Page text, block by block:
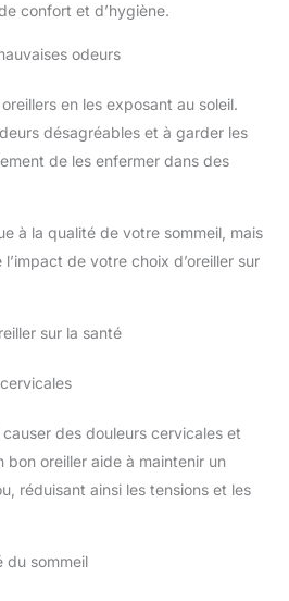
confort et d’hygiène.
odeurs
en les exposant au soleil.
désagréables et à garder les
de les enfermer dans des
à la qualité de votre sommeil, mais
de votre choix d’oreiller sur
sur la santé
des douleurs cervicales et
bon oreiller aide à maintenir un
réduisant ainsi les tensions et les
du sommeil